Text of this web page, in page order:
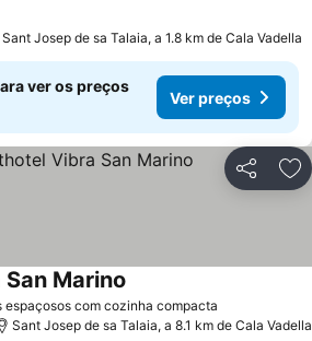
Sant Josep de sa Talaia, a 1.8 km de Cala Vadella
ver os preços
Ver preços
Partilhar
espaçosos com cozinha compacta
Marino
Sant Josep de sa Talaia, a 8.1 km de Cala Vadella